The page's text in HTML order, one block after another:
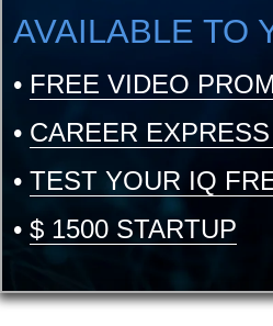
AVAILABLE TO
• FREE VIDEO
• CAREER
• TEST YOUR IQ
• $ 1500 STARTUP